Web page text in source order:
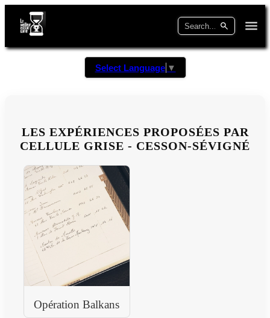
Select Language ▼
LES EXPÉRIENCES PROPOSÉES PAR
CELLULE GRISE - CESSON-SÉVIGNÉ
Opération Balkans